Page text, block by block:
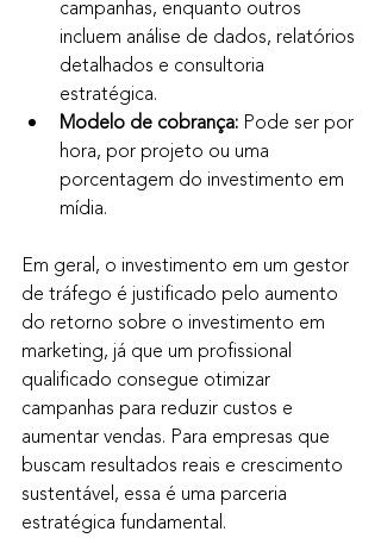
campanhas, enquanto outros
incluem análise de dados, relatórios
detalhados e consultoria
estratégica.
Modelo de cobrança: Pode ser por
hora, por projeto ou uma
porcentagem do investimento em
mídia.
Em geral, o investimento em um gestor
de tráfego é justificado pelo aumento
do retorno sobre o investimento em
marketing, já que um profissional
qualificado consegue otimizar
campanhas para reduzir custos e
aumentar vendas. Para empresas que
buscam resultados reais e crescimento
sustentável, essa é uma parceria
estratégica fundamental.